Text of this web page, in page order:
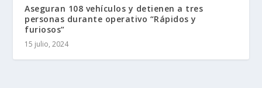
Aseguran 108 vehículos y detienen a tres
personas durante operativo “Rápidos y
furiosos”
15 julio, 2024